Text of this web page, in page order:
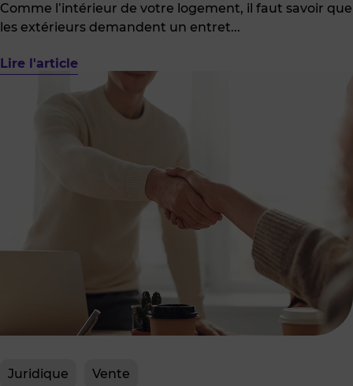
Comme l’intérieur de votre logement, il faut savoir que
les extérieurs demandent un entret...
Lire l'article
Juridique Vente